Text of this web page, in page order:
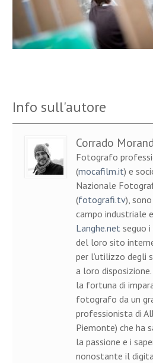
Info sull'autore
Corrado
Fotografo
(mocafilm.it) e
Nazionale
(fotografi.tv),
campo industriale
Langhe.net seguo
del loro sito
per l’utilizzo degli
a loro
la fortuna di
fotografo da un
professionista di
Piemonte) che ha
la passione e i
nonostante il